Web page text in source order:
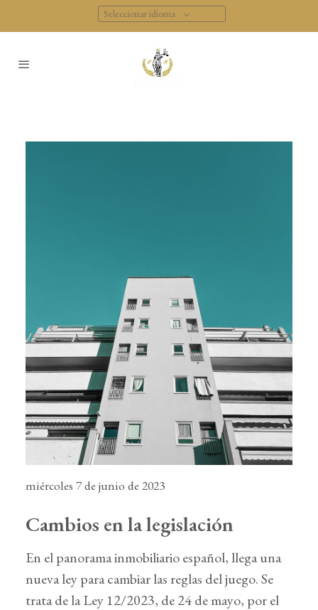
Seleccionar idioma
miércoles 7 de junio de 2023
Cambios en la legislación
En el panorama inmobiliario español, llega una
nueva ley para cambiar las reglas del juego. Se
trata de la Ley 12/2023, de 24 de mayo, por el